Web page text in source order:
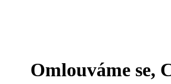
Omlouváme se,